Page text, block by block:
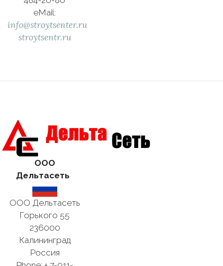
eMail:
info@stroytsenter.ru
stroytsentr.ru
ООО
Дельтасеть
ООО Дельтасеть
Горького 55
236000
Калининград
Россия